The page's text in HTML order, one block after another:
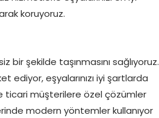
koruyoruz.
bir şekilde taşınmasını sağlıyoruz.
ediyor, eşyalarınızı iyi şartlarda
ticari müşterilere özel çözümler
modern yöntemler kullanıyor